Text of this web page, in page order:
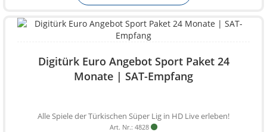
Digitürk Euro Angebot Sport Paket 24
Monate | SAT-Empfang
Alle Spiele der Türkischen Süper Lig in HD Live erleben!
Art. Nr.: 4828